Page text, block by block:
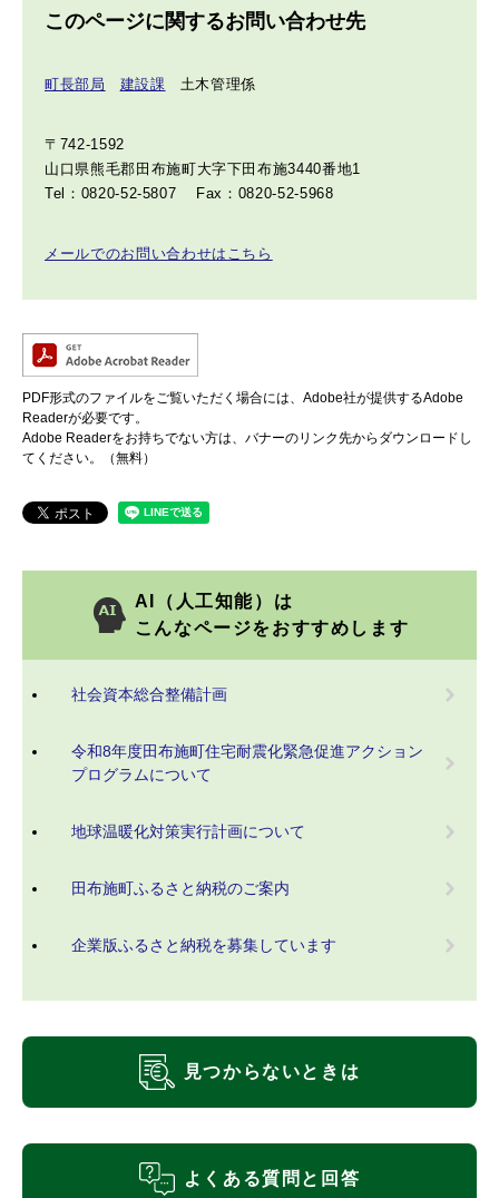
このページに関するお問い合わせ先
町長部局 建設課 土木管理係
〒742-1592
山口県熊毛郡田布施町大字下田布施3440番地1
Tel：0820-52-5807
Fax：0820-52-5968
メールでのお問い合わせはこちら
PDF形式のファイルをご覧いただく場合には、Adobe社が提供するAdobe
Readerが必要です。
Adobe Readerをお持ちでない方は、バナーのリンク先からダウンロードし
てください。（無料）
AI（人工知能）は
こんなページをおすすめします
社会資本総合整備計画
令和8年度田布施町住宅耐震化緊急促進アクション
プログラムについて
地球温暖化対策実行計画について
田布施町ふるさと納税のご案内
企業版ふるさと納税を募集しています
見つからないときは
よくある質問と回答